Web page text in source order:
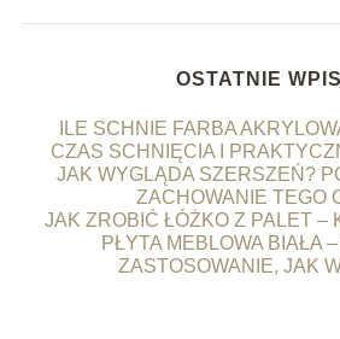
OSTATNIE
ILE SCHNIE FARBA
CZAS SCHNIĘCIA I
JAK WYGLĄDA SZERSZEŃ?
ZACHOWANIE TEGO
JAK ZROBIĆ ŁÓŻKO Z PALET –
PŁYTA MEBLOWA BIAŁA
ZASTOSOWANIE, JAK